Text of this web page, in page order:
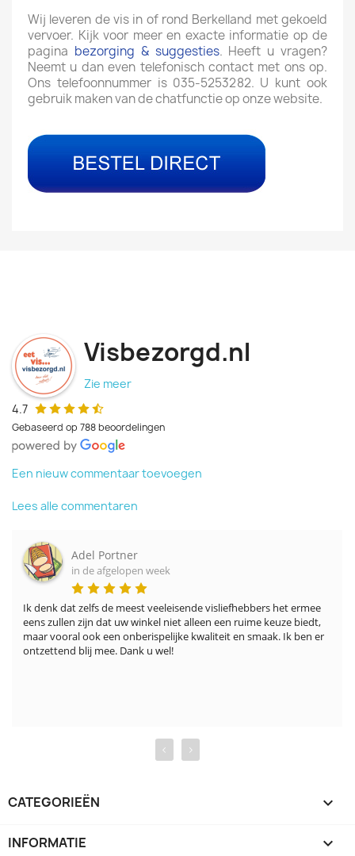
Wij leveren de vis in of rond Berkelland met gekoeld
vervoer. Kijk voor meer en exacte informatie op de
pagina bezorging & suggesties. Heeft u vragen?
Neemt u dan even telefonisch contact met ons op.
Ons telefoonnummer is 035-5253282. U kunt ook
gebruik maken van de chatfunctie op onze website.
Visbezorgd.nl
Zie meer
4.7
Gebaseerd op 788 beoordelingen
Een nieuw commentaar toevoegen
Lees alle commentaren
Adel Portner
in de afgelopen week
Ik denk dat zelfs de meest veeleisende visliefhebbers het ermee
eens zullen zijn dat uw winkel niet alleen een ruime keuze biedt,
maar vooral ook een onberispelijke kwaliteit en smaak. Ik ben er
ontzettend blij mee. Dank u wel!
‹ ›
CATEGORIEËN 
INFORMATIE 